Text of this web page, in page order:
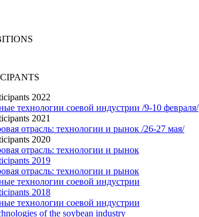
2022
технологии соевой индустрии /9-10 февраля/
2021
отрасль: технологии и рынок /26-27 мая/
2020
отрасль: технологии и рынок
2019
отрасль: технологии и рынок
технологии соевой индустрии
2018
технологии соевой индустрии
of the soybean industry